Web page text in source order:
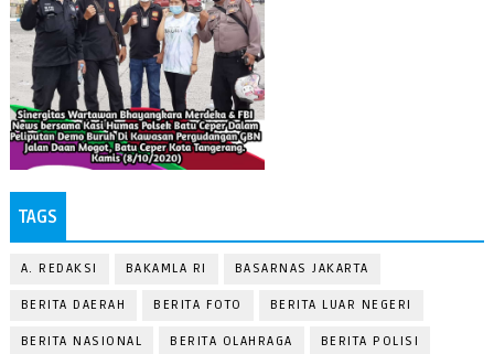
TAGS
A. REDAKSI BAKAMLA RI BASARNAS JAKARTA
BERITA DAERAH BERITA FOTO BERITA LUAR NEGERI
BERITA NASIONAL BERITA OLAHRAGA BERITA POLISI